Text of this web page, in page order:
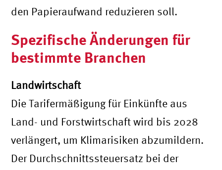
den Papieraufwand reduzieren soll.
Spezifische Änderungen für
bestimmte Branchen
Landwirtschaft
Die Tarifermäßigung für Einkünfte aus
Land- und Forstwirtschaft wird bis 2028
verlängert, um Klimarisiken abzumildern.
Der Durchschnittssteuersatz bei der